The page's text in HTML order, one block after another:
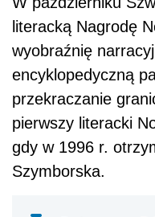
literacką Nagrodę
wyobraźnię
encyklopedyczną
przekraczanie
pierwszy literacki
gdy w 1996 r.
Szymborska.